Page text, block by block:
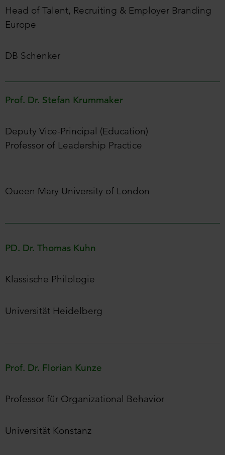
Head of Talent, Recruiting & Employer Branding
Europe
DB Schenker
Prof. Dr. Stefan Krummaker
Deputy Vice-Principal (Education)
Professor of Leadership Practice
Queen Mary University of London
PD. Dr. Thomas Kuhn
Klassische Philologie
Universität Heidelberg
Prof. Dr. Florian Kunze
Professor für Organizational Behavior
Universität Konstanz